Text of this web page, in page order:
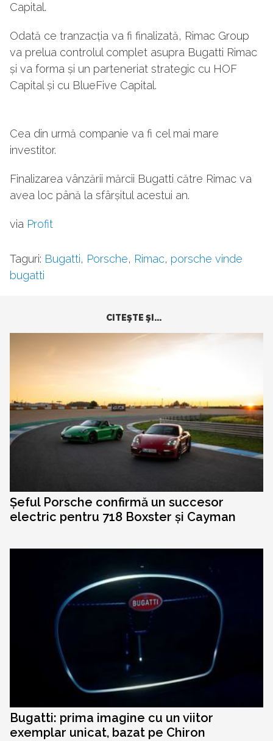
Capital.
Odată ce tranzacția va fi finalizată, Rimac Group
va prelua controlul complet asupra Bugatti Rimac
și va forma și un parteneriat strategic cu HOF
Capital și cu BlueFive Capital.
Cea din urmă companie va fi cel mai mare
investitor.
Finalizarea vânzării mărcii Bugatti către Rimac va
avea loc până la sfârșitul acestui an.
via Profit
Taguri: Bugatti, Porsche, Rimac, porsche vinde
bugatti
CITEŞTE ŞI...
Șeful Porsche confirmă un succesor
electric pentru 718 Boxster și Cayman
Bugatti: prima imagine cu un viitor
exemplar unicat, bazat pe Chiron